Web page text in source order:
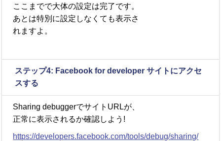
ここまでで大体の設定は完了です。
あとは特別に設定しなくても表示さ
れますよ。
ステップ4: Facebook for developer サイトにアクセ
スする
Sharing debuggerでサイトURLが、
正常に表示されるか確認しよう!
https://developers.facebook.com/tools/debug/sharing/